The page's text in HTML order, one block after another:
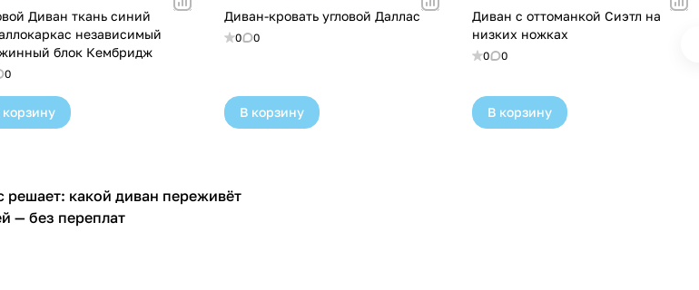
Диван ткань синий
независимый
блок Кембридж
0
корзину
Диван-кровать угловой Даллас
0 0
В корзину
Диван с оттоманкой Сиэтл на
низких ножках
0 0
В корзину
решает: какой диван переживёт
— без переплат